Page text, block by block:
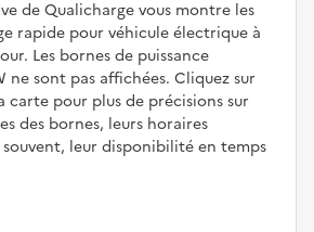
de Qualicharge vous montre les
rapide pour véhicule électrique à
Les bornes de puissance
ne sont pas affichées. Cliquez sur
carte pour plus de précisions sur
des bornes, leurs horaires
leur disponibilité en temps